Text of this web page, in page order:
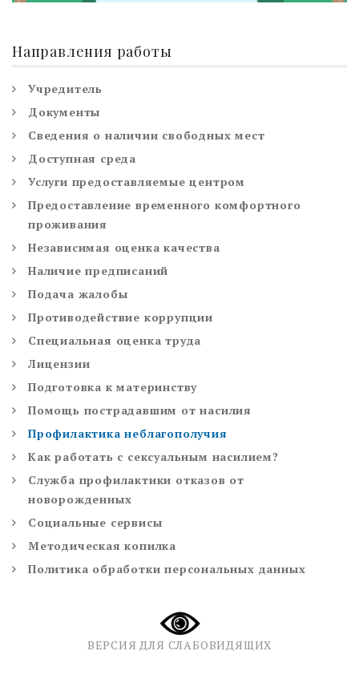
Направления работы
Учредитель
Документы
Сведения о наличии свободных мест
Доступная среда
Услуги предоставляемые центром
Предоставление временного комфортного
проживания
Независимая оценка качества
Наличие предписаний
Подача жалобы
Противодействие коррупции
Специальная оценка труда
Лицензии
Подготовка к материнству
Помощь пострадавшим от насилия
Профилактика неблагополучия
Как работать с сексуальным насилием?
Служба профилактики отказов от
новорожденных
Социальные сервисы
Методическая копилка
Политика обработки персональных данных
ВЕРСИЯ ДЛЯ СЛАБОВИДЯЩИХ